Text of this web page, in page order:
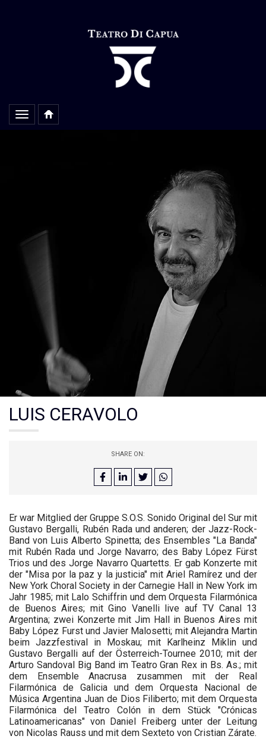
Alterar
navegação
LUIS CERAVOLO
SHARE ON:
Er war Mitglied der Gruppe S.O.S. Sonido Original del Sur mit
Gustavo Bergalli, Rubén Rada und anderen; der Jazz-Rock-
Band von Luis Alberto Spinetta; des Ensembles "La Banda"
mit Rubén Rada und Jorge Navarro; des Baby López Fürst
Trios und des Jorge Navarro Quartetts. Er gab Konzerte mit
der "Misa por la paz y la justicia" mit Ariel Ramírez und der
New York Choral Society in der Carnegie Hall in New York im
Jahr 1985; mit Lalo Schiffrin und dem Orquesta Filarmónica
de Buenos Aires; mit Gino Vanelli live auf TV Canal 13
Argentina; zwei Konzerte mit Jim Hall in Buenos Aires mit
Baby López Furst und Javier Malosetti; mit Alejandra Martin
beim Jazzfestival in Moskau; mit Karlheinz Miklin und
Gustavo Bergalli auf der Österreich-Tournee 2010; mit der
Arturo Sandoval Big Band im Teatro Gran Rex in Bs. As.; mit
dem Ensemble Anacrusa zusammen mit der Real
Filarmónica de Galicia und dem Orquesta Nacional de
Música Argentina Juan de Dios Filiberto; mit dem Orquesta
Filarmónica del Teatro Colón in dem Stück "Crónicas
Latinoamericanas" von Daniel Freiberg unter der Leitung
von Nicolas Rauss und mit dem Sexteto von Cristian Zárate.